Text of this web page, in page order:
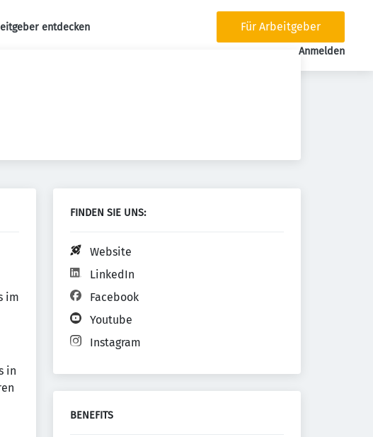
entdecken
Für Arbeitgeber
Anmelden
im
in
FINDEN SIE UNS:
Website
LinkedIn
Facebook
Youtube
Instagram
BENEFITS